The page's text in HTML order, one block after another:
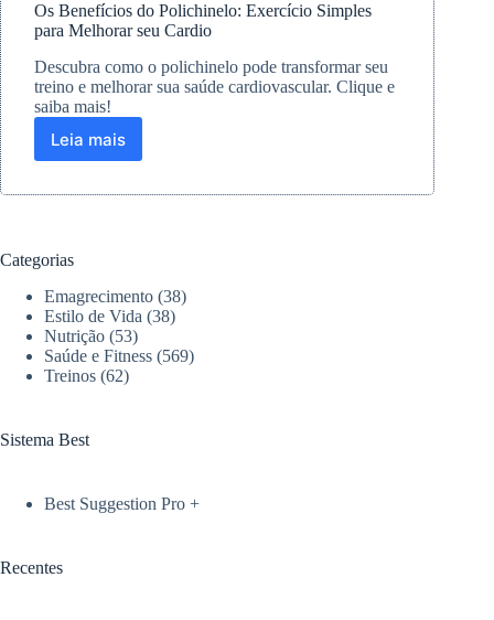
Os Benefícios do Polichinelo: Exercício Simples
para Melhorar seu Cardio
Descubra como o polichinelo pode transformar seu
treino e melhorar sua saúde cardiovascular. Clique e
saiba mais!
Leia mais
Os
do
Melhorar
seu
Cardio
Categorias
Emagrecimento (38)
Estilo de Vida (38)
Nutrição (53)
Saúde e Fitness (569)
Treinos (62)
Sistema Best
Best Suggestion Pro +
Recentes